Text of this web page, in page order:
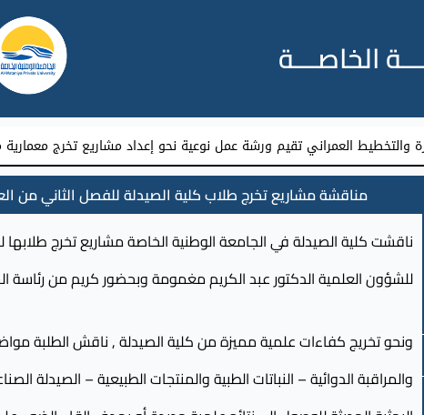
الخاصـــة
والتخطيط العمراني تقيم ورشة عمل نوعية نحو إعداد مشاريع تخرج معمارية
كلية طب الأسنان في الجامعة الوطنية الخاصة إلى كلية طب الأسنان
مناقشة مشاريع تخرج طلاب كلية الصيدلة للفصل الثاني من العام
للشؤون العلمية الدكتور عبد الكريم مغمومة وبحضور كريم من رئاسة
ونحو تخريج كفاءات علمية مميزة من كلية الصيدلة , ناقش الطلبة
والمراقبة الدوائية – النباتات الطبية والمنتجات الطبيعية – الصيدلة